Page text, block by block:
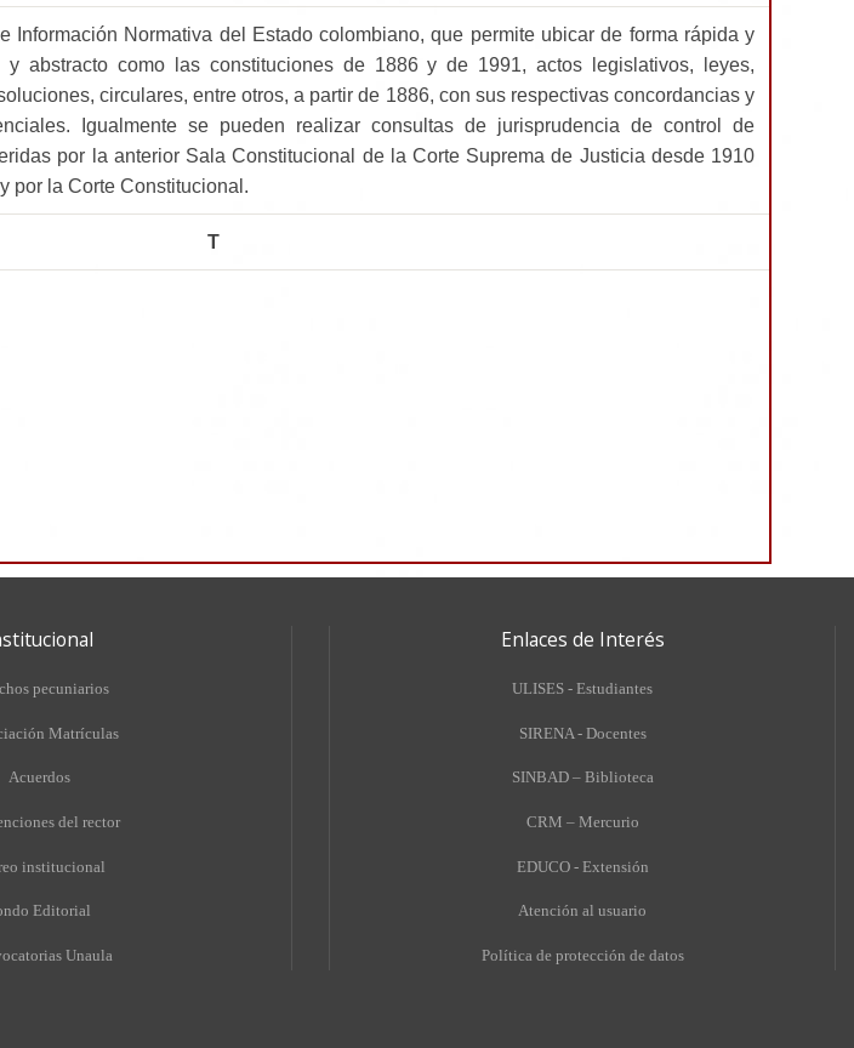
Información Normativa del Estado colombiano, que permite ubicar de forma rápida y
y abstracto como las constituciones de 1886 y de 1991, actos legislativos, leyes,
circulares, entre otros, a partir de 1886, con sus respectivas concordancias y
Igualmente se pueden realizar consultas de jurisprudencia de control de
por la anterior Sala Constitucional de la Corte Suprema de Justicia desde 1910
por la Corte Constitucional.
T
pecuniarios
Matrículas
Acuerdos
del rector
institucional
Editorial
Unaula
Enlaces de Interés
ULISES - Estudiantes
SIRENA - Docentes
SINBAD – Biblioteca
CRM – Mercurio
EDUCO - Extensión
Atención al usuario
Política de protección de datos